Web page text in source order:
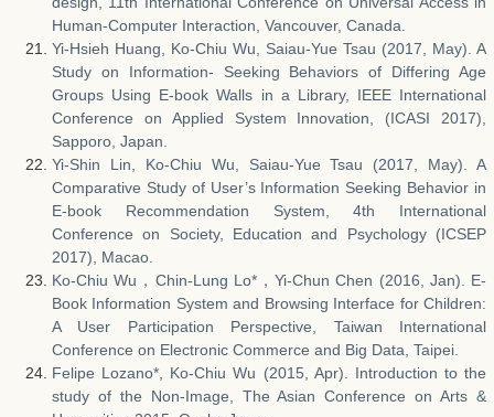
Human-Computer Interaction, Vancouver, Canada.
Yi-Hsieh Huang, Ko-Chiu Wu, Saiau-Yue Tsau (2017, May). A
Study on Information- Seeking Behaviors of Differing Age
Groups Using E-book Walls in a Library, IEEE International
Conference on Applied System Innovation, (ICASI 2017),
Sapporo, Japan.
Yi-Shin Lin, Ko-Chiu Wu, Saiau-Yue Tsau (2017, May). A
Comparative Study of User’s Information Seeking Behavior in
E-book Recommendation System, 4th International
Conference on Society, Education and Psychology (ICSEP
2017), Macao.
Ko-Chiu Wu，Chin-Lung Lo*，Yi-Chun Chen (2016, Jan). E-
Book Information System and Browsing Interface for Children:
A User Participation Perspective, Taiwan International
Conference on Electronic Commerce and Big Data, Taipei.
Felipe Lozano*, Ko-Chiu Wu (2015, Apr). Introduction to the
study of the Non-Image, The Asian Conference on Arts &